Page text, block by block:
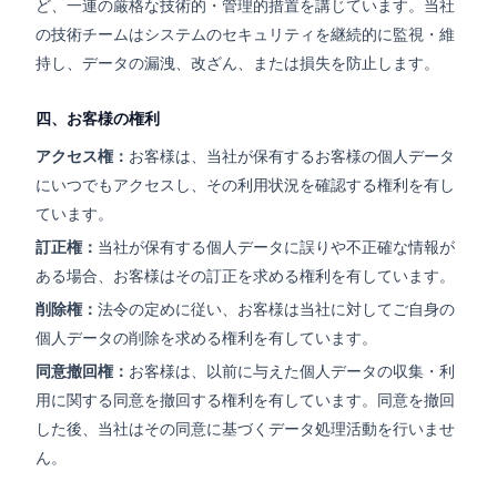
ど、一連の厳格な技術的・管理的措置を講じています。当社
の技術チームはシステムのセキュリティを継続的に監視・維
持し、データの漏洩、改ざん、または損失を防止します。
四、お客様の権利
アクセス権： お客様は、当社が保有するお客様の個人データ
にいつでもアクセスし、その利用状況を確認する権利を有し
ています。
訂正権： 当社が保有する個人データに誤りや不正確な情報が
ある場合、お客様はその訂正を求める権利を有しています。
削除権： 法令の定めに従い、お客様は当社に対してご自身の
個人データの削除を求める権利を有しています。
同意撤回権： お客様は、以前に与えた個人データの収集・利
用に関する同意を撤回する権利を有しています。同意を撤回
した後、当社はその同意に基づくデータ処理活動を行いませ
ん。